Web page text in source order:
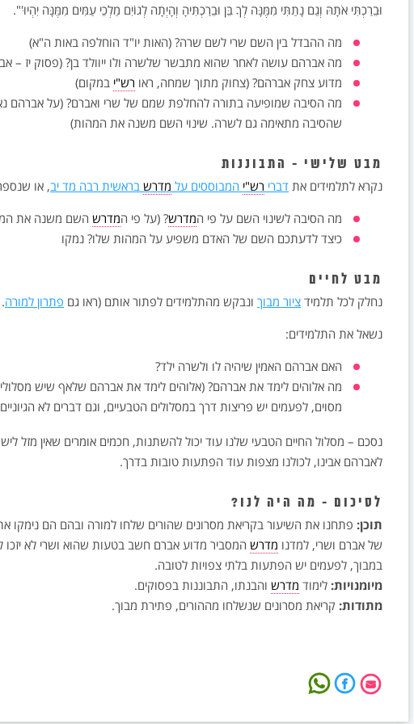
וּבֵרַכְתִּי אֹתָהּ וְגַם נָתַתִּי מִמֶּנָּה לְךָ בֵּן וּבֵרַכְתִּיהָ וְהָיְתָה לְגוֹיִם מַלְכֵי עַמִּים מִמֶּנָּה יִהְיוּ'".
מה ההבדל בין השם שרי לשם שרה? (האות יו"ד הוחלפה באות ה"א)
מה אברהם עושה לאחר שהוא מתבשר שלשרה ולו ייוולד בן? (פסוק יז –
מדוע צחק אברהם? (צחוק מתוך שמחה, ראו רש"י במקום)
מה הסיבה שמופיעה בתורה להחלפת שמם של שרי ואברם? (על אברהם
שהסיבה מתאימה גם לשרה. שינוי השם משנה את המהות)
מבט שלישי - התבוננות
נקרא לתלמידים את דברי רש"י המבוססים על מדרש בראשית רבה מד יב, או
מה הסיבה לשינוי השם על פי המדרש? (על פי המדרש השם משנה את
כיצד לדעתכם השם של האדם משפיע על המהות שלו? נמקו
מבט לחיים
נחלק לכל תלמיד ציור מבוך ונבקש מהתלמידים לפתור אותם (ראו גם פתרון למורה
נשאל את התלמידים:
האם אברהם האמין שיהיה לו ולשרה ילד?
מה אלוהים לימד את אברהם? (אלוהים לימד את אברהם שלאף שיש
מסוים, לפעמים יש פריצות דרך במסלולים הטבעיים, וגם דברים לא
נסכם – מסלול החיים הטבעי שלנו עוד יכול להשתנות, חכמים אומרים שאין מזל
לאברהם אבינו, לכולנו מצפות עוד הפתעות טובות בדרך.
לסיכום - מה היה לנו?
תוכן: פתחנו את השיעור בקריאת מסרונים שהורים שלחו למורה ובהם הם
של אברם ושרי, למדנו מדרש המסביר מדוע אברם חשב בטעות שהוא ושרי לא יזכו
במבוך, לפעמים יש הפתעות בלתי צפויות לטובה.
מיומנויות: לימוד מדרש והבנתו, התבוננות בפסוקים.
מתודות: קריאת מסרונים שנשלחו מההורים, פתירת מבוך.